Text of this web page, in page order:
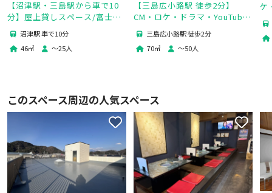
【沼津駅・三島駅から車で10
分】屋上貸しスペース/富士山
一望絶景スポット/撮影・
BBQ・商用利用可
沼津駅 車で10分
46㎡ 〜25人
【三島広小路駅 徒歩2分】
CM・ロケ・ドラマ・YouTube
撮影📸広告撮影・TV収録🎥商
品撮影・物撮り🌟MV・PV撮影
🍃
三島広小路駅 徒歩2分
70㎡ 〜50人
ケ
このスペース周辺の人気スペース